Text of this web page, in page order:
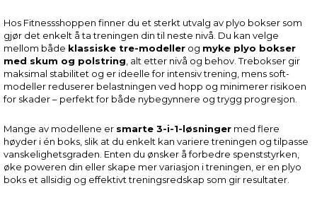
Hos Fitnessshoppen finner du et sterkt utvalg av plyo bokser som
gjør det enkelt å ta treningen din til neste nivå. Du kan velge
mellom både klassiske tre-modeller og myke plyo bokser
med skum og polstring, alt etter nivå og behov. Trebokser gir
maksimal stabilitet og er ideelle for intensiv trening, mens soft-
modeller reduserer belastningen ved hopp og minimerer risikoen
for skader – perfekt for både nybegynnere og trygg progresjon.
Mange av modellene er smarte 3-i-1-løsninger med flere
høyder i én boks, slik at du enkelt kan variere treningen og tilpasse
vanskelighetsgraden. Enten du ønsker å forbedre spenststyrken,
øke poweren din eller skape mer variasjon i treningen, er en plyo
boks et allsidig og effektivt treningsredskap som gir resultater.